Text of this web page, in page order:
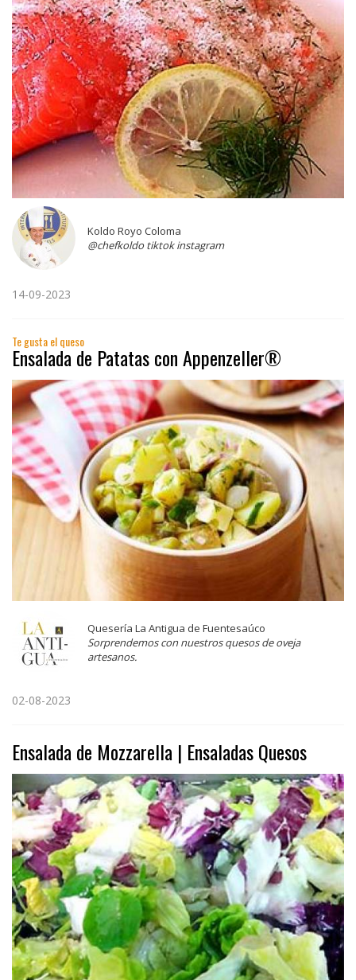
Koldo Royo Coloma
@chefkoldo tiktok instagram
14-09-2023
Te gusta el queso
Ensalada de Patatas con Appenzeller®
Quesería La Antigua de Fuentesaúco
Sorprendemos con nuestros quesos de oveja
artesanos.
02-08-2023
Ensalada de Mozzarella | Ensaladas Quesos